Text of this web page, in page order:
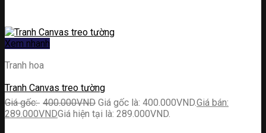
Xem nhanh
Tranh hoa
Tranh Canvas treo tường
400.000VND Giá gốc là: 400.000VND.
289.000VNDGiá hiện tại là: 289.000VND.